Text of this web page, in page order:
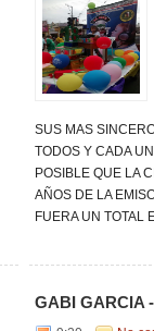
SUS MAS
TODOS Y CADA
POSIBLE QUE LA
AÑOS DE LA
FUERA UN TOTAL
GABI GARCIA